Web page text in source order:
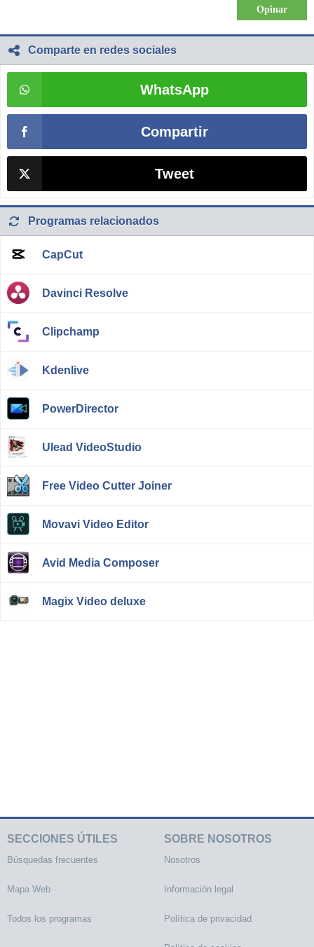
Comparte en redes sociales
WhatsApp
Compartir
Tweet
Programas relacionados
CapCut
Davinci Resolve
Clipchamp
Kdenlive
PowerDirector
Ulead VideoStudio
Free Video Cutter Joiner
Movavi Video Editor
Avid Media Composer
Magix Video deluxe
SECCIONES ÚTILES
Búsquedas frecuentes
Mapa Web
Todos los programas
SOBRE NOSOTROS
Nosotros
Información legal
Política de privacidad